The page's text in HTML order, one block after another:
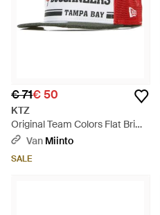
€ 71€ 50
KTZ
Original Team Colors Flat Brim
Cap - Rood
Van Miinto
SALE